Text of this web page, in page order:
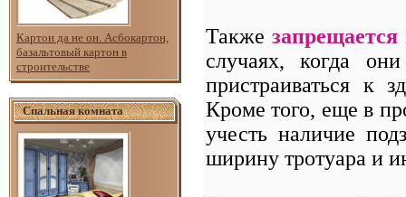
Картон да не он. Асбокартон,
базальтовый картон в
строительстве
Спальная комната
Также
случаях, когда
пристраиваться к
Кроме того, еще в
учесть наличие
ширину тротуара и